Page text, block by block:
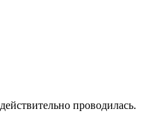
действительно проводилась.